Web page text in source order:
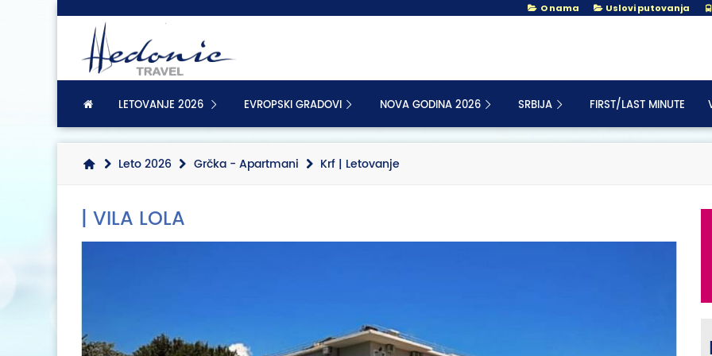
O nama Uslovi putovanja
LETOVANJE 2026 EVROPSKI GRADOVI NOVA GODINA 2026 SRBIJA FIRST/LAST MINUTE
Leto 2026 Grčka - Apartmani Krf | Letovanje
| VILA LOLA